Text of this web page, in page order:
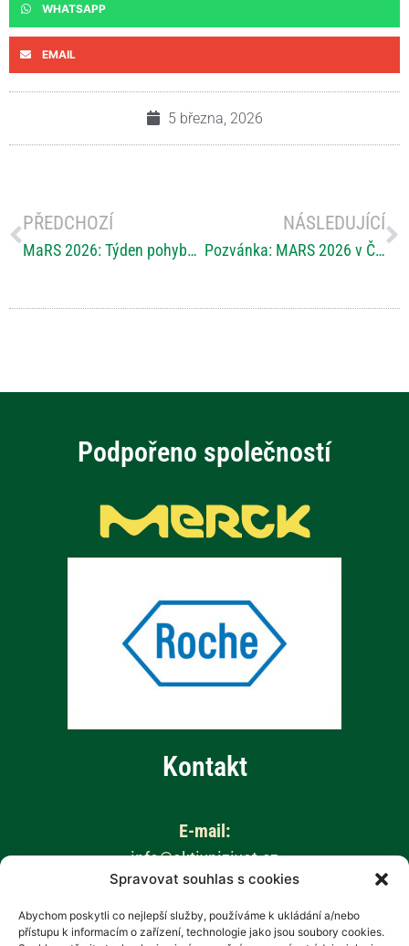
Spravovat souhlas s cookies
Abychom poskytli co nejlepší služby, používáme k ukládání a/nebo
přístupu k informacím o zařízení, technologie jako jsou soubory cookies.
WHATSAPP
EMAIL
5 března, 2026
PŘEDCHOZÍ
MaRS 2026: Týden pohybu pro RS
NÁSLEDUJÍCÍ
Pozvánka: MARS 2026 v Českých Budějovicích – Rozhýbejme se společně!
Podpořeno společností
Kontakt
E-mail:
info@aktivnizivot.cz
Odborní garanti:
Prof. MUDr. Eva Kubala Havrdová, CSc.